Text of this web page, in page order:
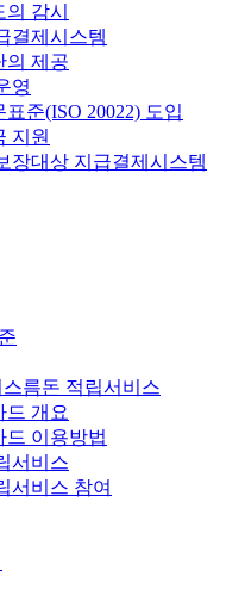
감시
결제시스템
의 제공
영
준(ISO 20022) 도입
지원
장대상 지급결제시스템
스름돈 적립서비스
드 개요
드 이용방법
서비스
서비스 참여